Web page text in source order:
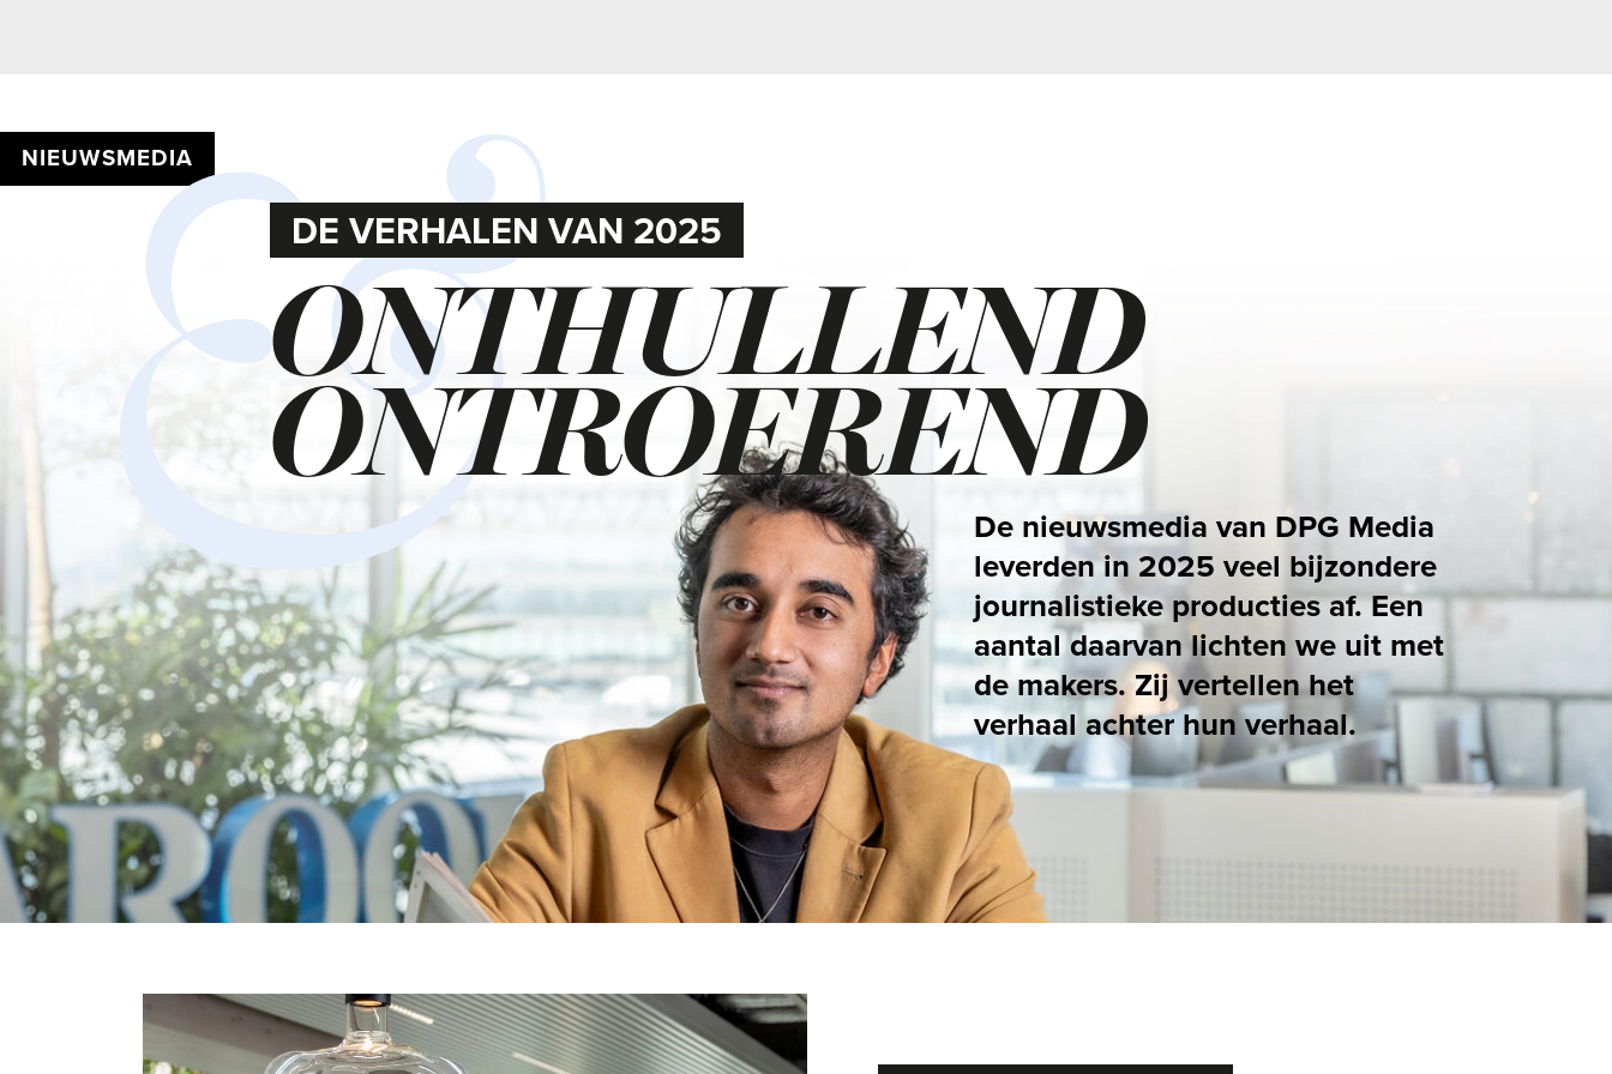
NIEUWSMEDIA
DE VERHALEN VAN 2025
ONTHULLEND
ONTROEREND
De nieuwsmedia van DPG Media
leverden in 2025 veel bijzondere
journalistieke producties af. Een
aantal daarvan lichten we uit met
de makers. Zij vertellen het
verhaal achter hun verhaal.
TAHRIM RAMDJAN (HET PAROOL)
UITBUITING IN
EEN LUXEGYM